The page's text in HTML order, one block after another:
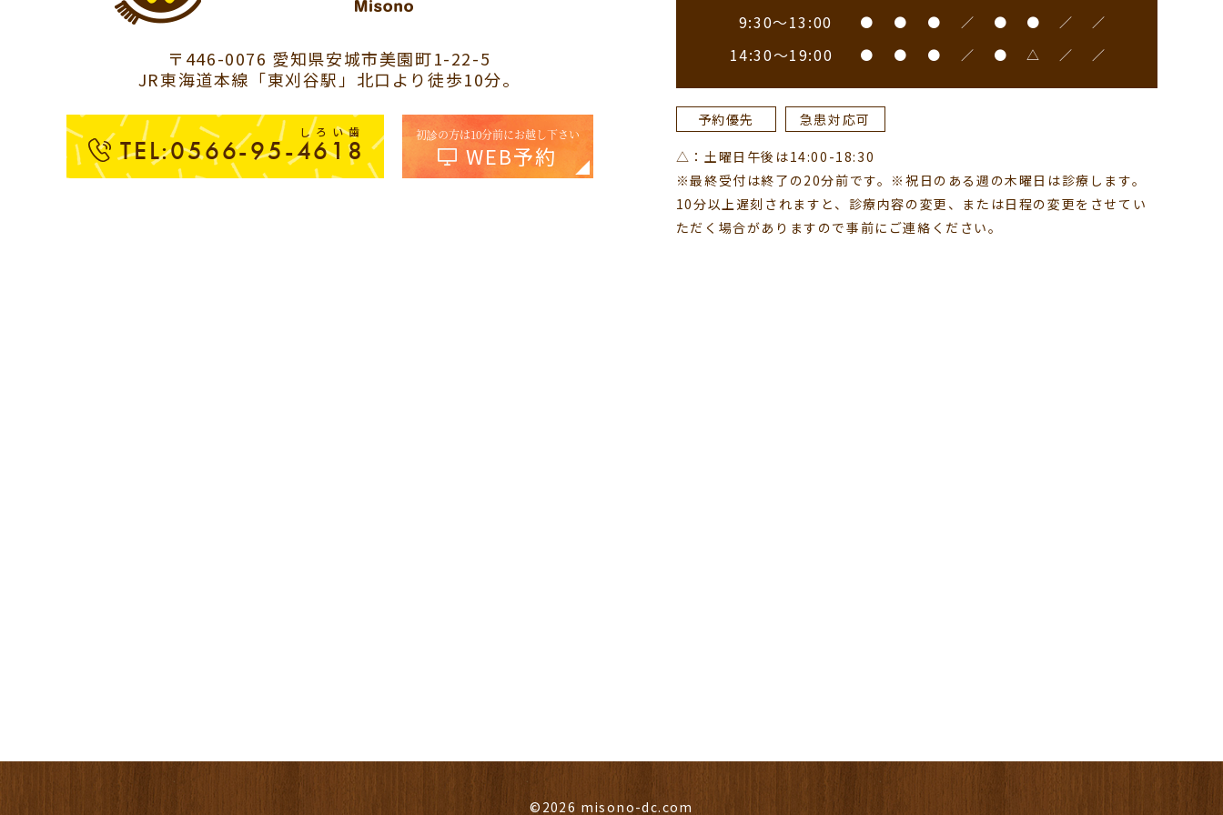
〒446-0076 愛知県安城市美園町1-22-5
JR東海道本線「東刈谷駅」北口より徒歩10分。
しろい歯
TEL:0566-95-4618
初診の方は10分前にお越し下さい
WEB予約
9:30～13:00 ● ● ● ／ ● ● ／ ／
14:30～19:00 ● ● ● ／ ● △ ／ ／
予約優先 急患対応可
△：土曜日午後は14:00-18:30
※最終受付は終了の20分前です。※祝日のある週の木曜日は診療します。
10分以上遅刻されますと、診療内容の変更、または日程の変更をさせてい
ただく場合がありますので事前にご連絡ください。
©2026 misono-dc.com